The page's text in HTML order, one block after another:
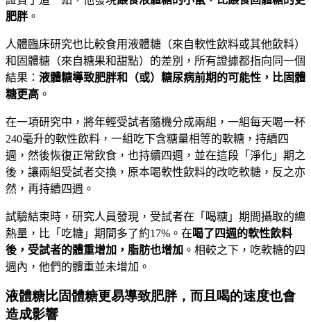
肥胖 。
人體臨床研究也比較食用液體糖（來自軟性飲料或其他飲料）
和固體糖（來自糖果和甜點）的差別，所有證據都指向同一個
結果： 液體糖導致肥胖和（或）糖尿病前期的可能性，比固體
糖更高 。
在一項研究中，將年輕受試者隨機分成兩組，一組每天喝一杯
240毫升的軟性飲料，一組吃下含糖量相等的軟糖，持續四
週，然後恢復正常飲食，也持續四週，並在這段「淨化」期之
後，讓兩組受試者交換，原本喝軟性飲料的改吃軟糖，反之亦
然，再持續四週。
試驗結束時，研究人員發現，受試者在「喝糖」期間攝取的總
熱量，比「吃糖」期間多了約17% 。在喝了四週的軟性飲料
後，受試者的體重增加，脂肪也增加 。相較之下，吃軟糖的四
週內，他們的體重並未增加。
液體糖比固體糖更易導致肥胖，而且喝的速度也會
造成影響